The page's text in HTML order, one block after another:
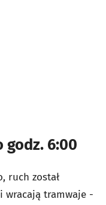
6:00
ruch został
wracają tramwaje -